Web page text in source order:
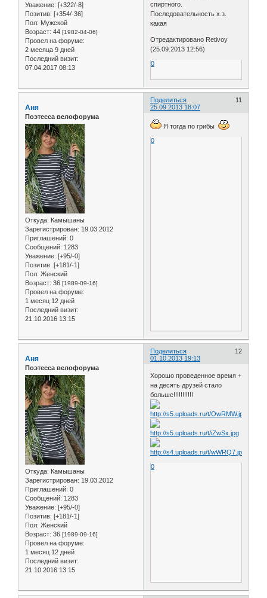
Уважение: [+322/-8]
Позитив: [+354/-36]
Пол: Мужской
Возраст: 44 [1982-04-06]
Провел на форуме:
2 месяца 9 дней
Последний визит:
07.04.2017 08:13
спиртного.
Последовательность х.з.
какая
Отредактировано Retivoy
(25.09.2013 12:56)
0
Поделиться
11
25.09.2013 18:07
Аня
Поэтесса велофорума
Откуда: Камышаны
Зарегистрирован: 19.03.2012
Приглашений: 0
Сообщений: 1283
Уважение: [+95/-0]
Позитив: [+181/-1]
Пол: Женский
Возраст: 36 [1989-09-16]
Провел на форуме:
1 месяц 12 дней
Последний визит:
21.10.2016 13:15
Я тогда по грибы
0
Поделиться
12
01.10.2013 19:13
Аня
Поэтесса велофорума
Откуда: Камышаны
Зарегистрирован: 19.03.2012
Приглашений: 0
Сообщений: 1283
Уважение: [+95/-0]
Позитив: [+181/-1]
Пол: Женский
Возраст: 36 [1989-09-16]
Провел на форуме:
1 месяц 12 дней
Последний визит:
21.10.2016 13:15
Хорошо проведенное время +
на десять друзей стало
больше!!!!!!!!!!!
0